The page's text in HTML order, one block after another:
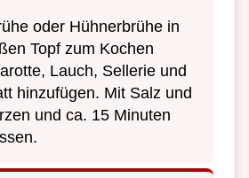
oder Hühnerbrühe in
Topf zum Kochen
Lauch, Sellerie und
hinzufügen. Mit Salz und
und ca. 15 Minuten